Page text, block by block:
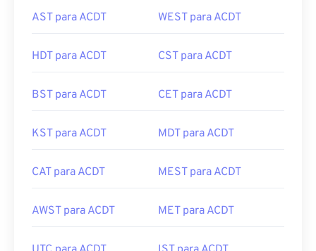
CDT para ACDT WAT para ACDT
AST para ACDT WEST para ACDT
HDT para ACDT CST para ACDT
BST para ACDT CET para ACDT
KST para ACDT MDT para ACDT
CAT para ACDT MEST para ACDT
AWST para ACDT MET para ACDT